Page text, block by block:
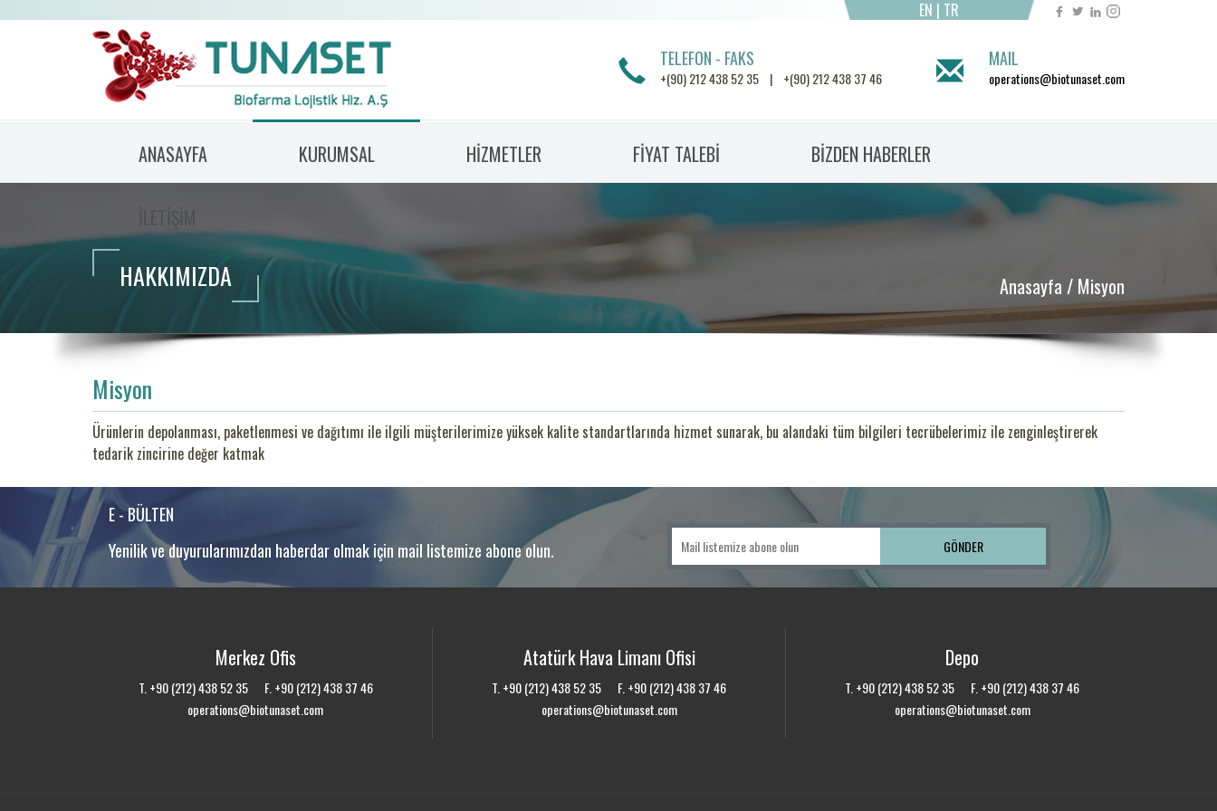
EN | TR
TELEFON - FAKS
+(90) 212 438 52 35 | +(90) 212 438 37 46
MAIL
operations@biotunaset.com
ANASAYFA KURUMSAL HİZMETLER FİYAT TALEBİ BİZDEN HABERLER
İLETİŞİM
HAKKIMIZDA Anasayfa / Misyon
Misyon
Ürünlerin depolanması, paketlenmesi ve dağıtımı ile ilgili müşterilerimize yüksek kalite standartlarında hizmet sunarak, bu alandaki tüm bilgileri tecrübelerimiz ile zenginleştirerek
tedarik zincirine değer katmak
E - BÜLTEN
Yenilik ve duyurularımızdan haberdar olmak için mail listemize abone olun.
Merkez Ofis
T. +90 (212) 438 52 35 F. +90 (212) 438 37 46
operations@biotunaset.com
Atatürk Hava Limanı Ofisi
T. +90 (212) 438 52 35 F. +90 (212) 438 37 46
operations@biotunaset.com
Depo
T. +90 (212) 438 52 35 F. +90 (212) 438 37 46
operations@biotunaset.com